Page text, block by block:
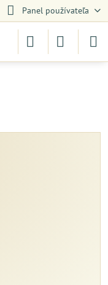
Panel používateľa